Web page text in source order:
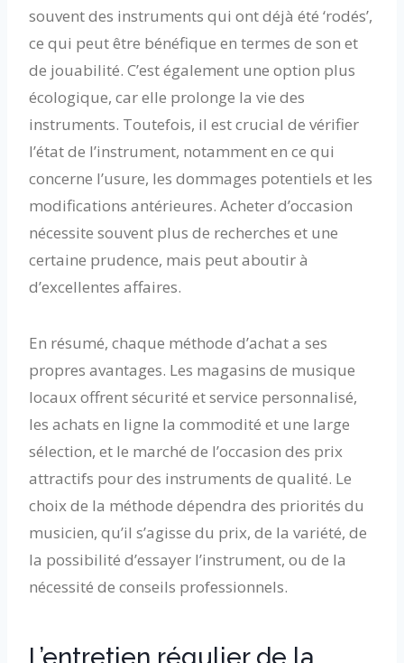
souvent des instruments qui ont déjà été ‘rodés’,
ce qui peut être bénéfique en termes de son et
de jouabilité. C’est également une option plus
écologique, car elle prolonge la vie des
instruments. Toutefois, il est crucial de vérifier
l’état de l’instrument, notamment en ce qui
concerne l’usure, les dommages potentiels et les
modifications antérieures. Acheter d’occasion
nécessite souvent plus de recherches et une
certaine prudence, mais peut aboutir à
d’excellentes affaires.
En résumé, chaque méthode d’achat a ses
propres avantages. Les magasins de musique
locaux offrent sécurité et service personnalisé,
les achats en ligne la commodité et une large
sélection, et le marché de l’occasion des prix
attractifs pour des instruments de qualité. Le
choix de la méthode dépendra des priorités du
musicien, qu’il s’agisse du prix, de la variété, de
la possibilité d’essayer l’instrument, ou de la
nécessité de conseils professionnels.
L’entretien régulier de la